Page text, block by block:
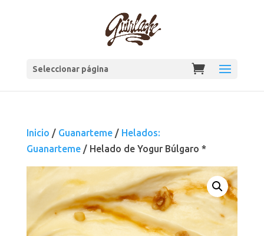
Seleccionar página
Inicio / Guanarteme/ Helados:
Guanarteme/ Helado de Yogur Búlgaro *